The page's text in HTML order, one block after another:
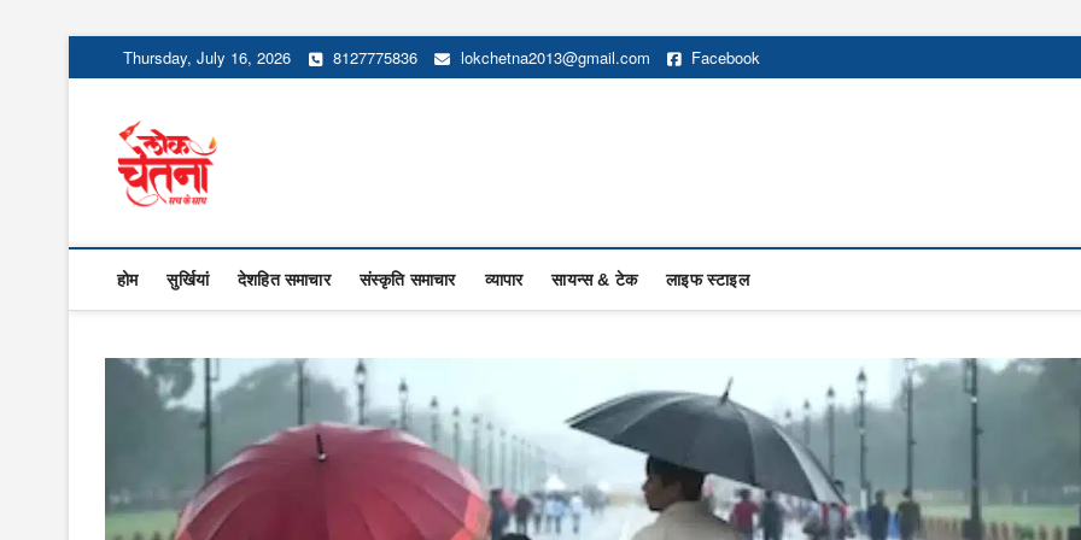
to
Thursday, July 16, 2026 8127775836 lokchetna2013@gmail.com Facebook
होम सुर्खियां देशहित समाचार संस्कृति समाचार व्यापार सायन्स & टेक लाइफ स्टाइल